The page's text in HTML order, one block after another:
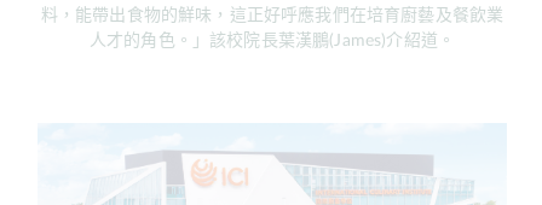
料，能帶出食物的鮮味，這正好呼應我們在培育廚藝及餐飲業
人才的角色。」該校院長葉漢鵬(James)介紹道。